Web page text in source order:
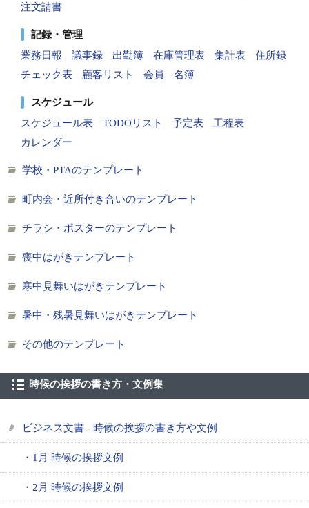
注文請書
記録・管理
業務日報
議事録 出勤簿 在庫管理表 集計表
住所録
チェック表
顧客リスト 会員 名簿
スケジュール
スケジュール表
TODOリスト 予定表
工程表
カレンダー
学校・PTAのテンプレート
町内会・近所付き合いのテンプレート
チラシ・ポスターのテンプレート
喪中はがきテンプレート
寒中見舞いはがきテンプレート
暑中・残暑見舞いはがきテンプレート
その他のテンプレート
時候の挨拶の書き方・文例集
ビジネス文書 - 時候の挨拶の書き方や文例
・1月 時候の挨拶文例
・2月 時候の挨拶文例